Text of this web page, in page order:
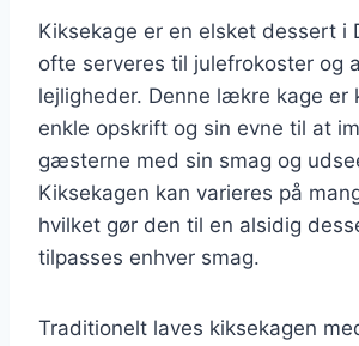
Kiksekage er en elsket dessert i
ofte serveres til julefrokoster og
lejligheder. Denne lækre kage er
enkle opskrift og sin evne til at
gæsterne med sin smag og
Kiksekagen kan varieres på
hvilket gør den til en alsidig
tilpasses enhver smag.
Traditionelt laves kiksekagen